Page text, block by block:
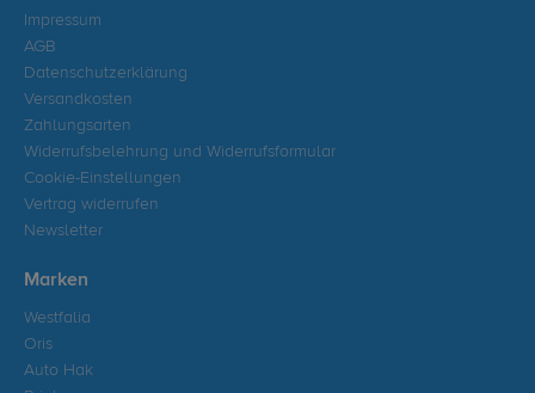
Impressum
AGB
Datenschutzerklärung
Versandkosten
Zahlungsarten
Widerrufsbelehrung und Widerrufsformular
Cookie-Einstellungen
Vertrag widerrufen
Newsletter
Marken
Westfalia
Oris
Auto Hak